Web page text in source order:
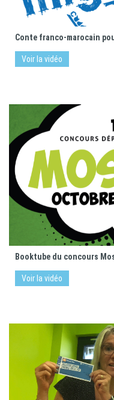
Conte franco-marocain
Voir la vidéo
Booktube du concours
Voir la vidéo